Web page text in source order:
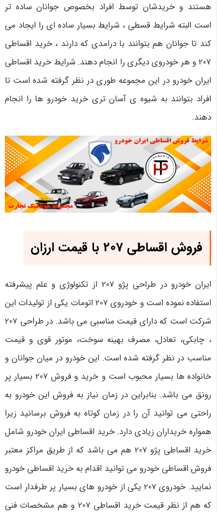
هستند و خریدشان توسط افراد بخصوص جوانان ساده تر
است البته شرایط قسطی ، شرایط بسیار ساده ای را ایجاد می
کند تا جوانان هم بتوانند با درامدی که دارند ، خرید اقساطی
207 و هر خودروی دیگری را انجام دهند. شرایط خرید اقساطی
ایران خودرو در این مجموعه طوری در نظر گرفته شده است تا
افراد بتوانند به شیوه ی آسان تری خرید خودرو ها را انجام
دهند.
فروش اقساطی 207 با قیمت ارزان
ایران خودرو در طراحی پژو 207 از تکنولوژی و علم پیشرفته
استفاده نموده است و خودروی 207 اتومات یکی از تولیدات این
شرکت است که دارای قیمت مناسبی می باشد. در طراحی 207
، چابکی، تعادل، مصرف بهینه سوخت، موتور قوی و قیمت
مناسب در نظر گرفته شده است. این خودرو در میان جوانان و
خانواده ها بسیار محبوب است و خرید و فروش 207 بسیار پر
رونق می باشد. بنابراین در زمان نیاز به فروش این خودرو به
راحتی می توانید آن را در زمان کوتاه به فروش برسانید زیرا
همواره خریداران زیادی دارد. خرید اقساطی ایران خودرو شامل
خرید اقساطی پژو 207 هم می باشد که از طریق مراکز معتبر
فروش اقساطی خودرو می توانید اقدام به خرید اقساطی خودرو
نمایید. خودروی 207 یکی از خودرو های بسیار پر طرفدار است
که هم از نظر قیمت خرید اقساطی 207 و هم مشخصات فنی